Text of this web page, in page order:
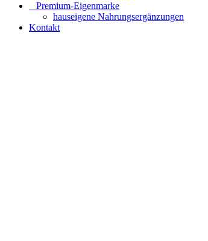
⠀​Premium-Eigenmarke
hauseigene Nahrungsergänzungen
Kontakt